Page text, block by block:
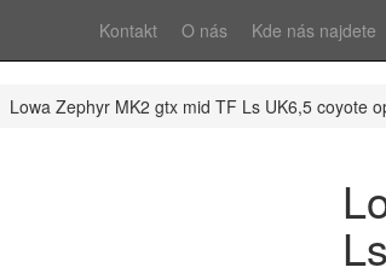
Kontakt O nás Kde nás najdete
Lowa Zephyr MK2 gtx mid TF Ls UK6,5 coyote